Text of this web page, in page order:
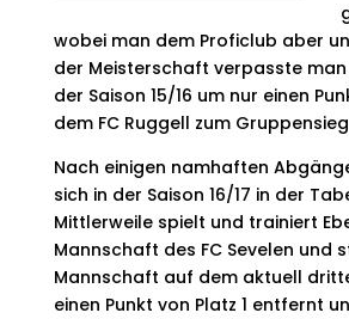
wobei man dem Proficlub aber
der Meisterschaft verpasste
der Saison 15/16 um nur einen
dem FC Ruggell zum
Nach einigen namhaften
sich in der Saison 16/17 in der
Mittlerweile spielt und trainiert
Mannschaft des FC Sevelen und
Mannschaft auf dem aktuell
einen Punkt von Platz 1 entfernt